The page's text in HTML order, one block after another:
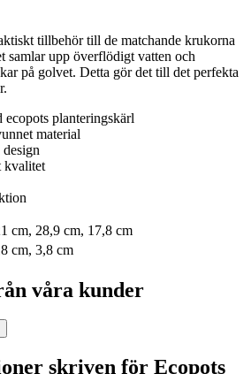
tillbehör till de matchande krukorna
samlar upp överflödigt vatten och
på golvet. Detta gör det till det perfekta
ecopots planteringskärl
material
kvalitet
cm, 28,9 cm, 17,8 cm
cm, 3,8 cm
våra kunder
skriven för Ecopots